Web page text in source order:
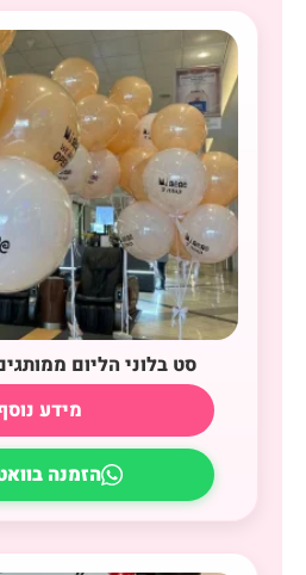
סט בלוני הליום
מידע
הזמנה